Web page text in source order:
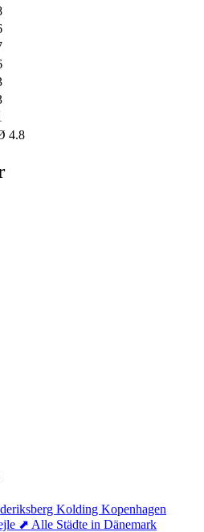
4.8
Kolding Kopenhagen
⬈ Alle Städte in Dänemark